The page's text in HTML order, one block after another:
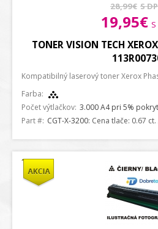
28,99€ S
19,95€
TONER VISION TECH
Kompatibilný laserový toner Xerox
Farba:
Počet výtlačkov: 3.000 A4 pri 5%
Part #: CGT-X-3200: Cena tlače: 0.67